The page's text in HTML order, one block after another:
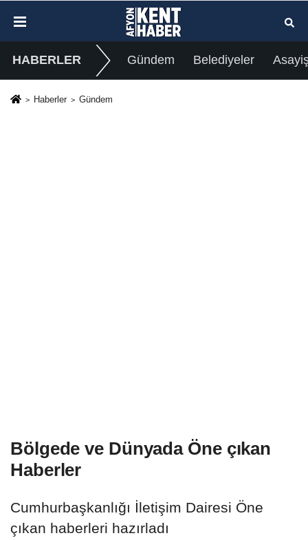
HABERLER Gündem Belediyeler
Haberler Gündem
Bölgede ve Dünyada Öne çıkan
Haberler
Cumhurbaşkanlığı İletişim Dairesi Öne
çıkan haberleri hazırladı